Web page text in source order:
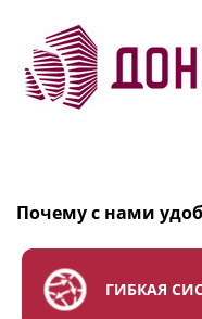
Почему с нами
ГИБКАЯ